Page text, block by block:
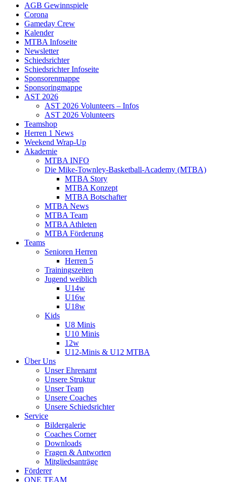
AGB Gewinnspiele
Corona
Gameday Crew
Kalender
MTBA Infoseite
Newsletter
Schiedsrichter
Schiedsrichter Infoseite
Sponsorenmappe
Sponsoringmappe
AST 2026
AST 2026 Volunteers – Infos
AST 2026 Volunteers
Teamshop
Herren 1 News
Weekend Wrap-Up
Akademie
MTBA INFO
Die Mike-Townley-Basketball-Academy (MTBA)
MTBA Story
MTBA Konzept
MTBA Botschafter
MTBA News
MTBA Team
MTBA Athleten
MTBA Förderung
Teams
Senioren Herren
Herren 5
Trainingszeiten
Jugend weiblich
U14w
U16w
U18w
Kids
U8 Minis
U10 Minis
12w
U12-Minis & U12 MTBA
Über Uns
Unser Ehrenamt
Unsere Struktur
Unser Team
Unsere Coaches
Unsere Schiedsrichter
Service
Bildergalerie
Coaches Corner
Downloads
Fragen & Antworten
Mitgliedsanträge
Förderer
ONE TEAM